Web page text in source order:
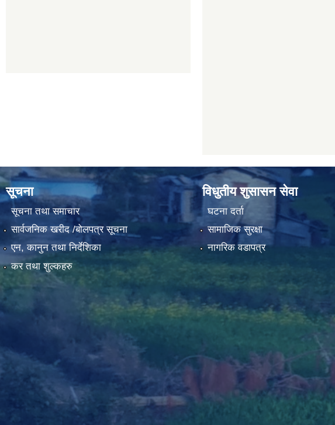
सूचना
सूचना तथा समाचार
सार्वजनिक खरीद /बोलपत्र सूचना
एन, कानुन तथा निर्देशिका
कर तथा शुल्कहरु
विधुतीय शुसासन सेवा
घटना दर्ता
सामाजिक सुरक्षा
नागरिक वडापत्र